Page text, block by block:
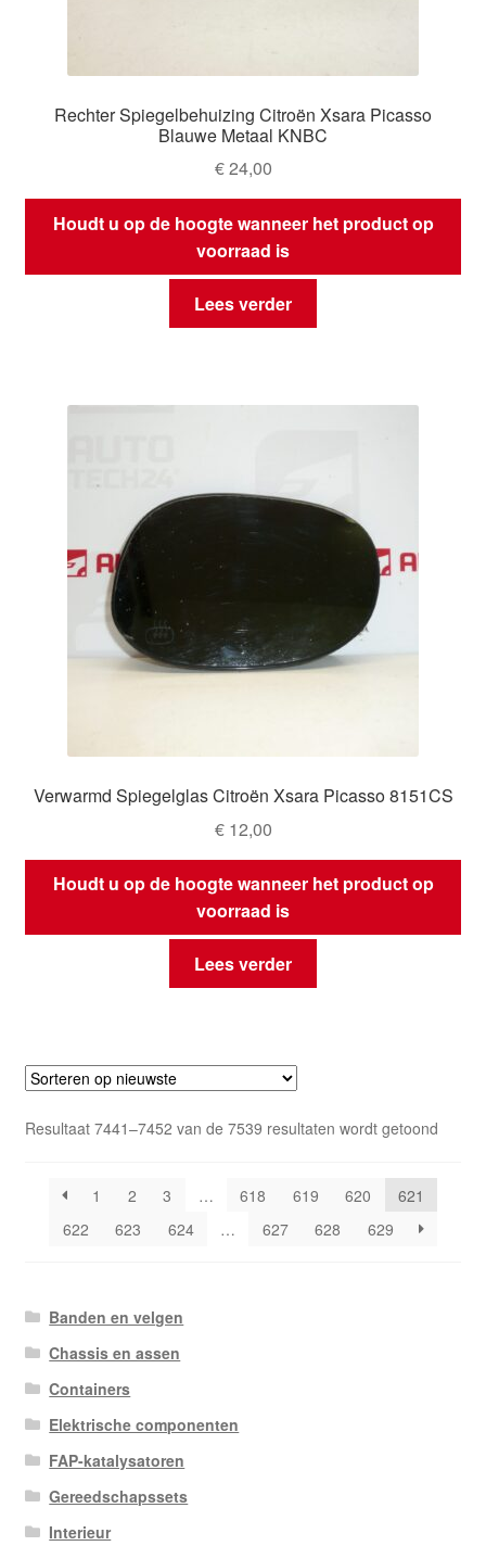
Rechter Spiegelbehuizing Citroën Xsara Picasso
Blauwe Metaal KNBC
€24,00
Houdt u op de hoogte wanneer het product op
voorraad is
Lees verder
Verwarmd Spiegelglas Citroën Xsara Picasso 8151CS
€12,00
Houdt u op de hoogte wanneer het product op
voorraad is
Lees verder
Resultaat 7441–7452 van de 7539 resultaten wordt getoond
1
2 3 … 618 619 620
621
622
623 624 … 627 628 629
Banden en velgen
Chassis en assen
Containers
Elektrische componenten
FAP-katalysatoren
Gereedschapssets
Interieur